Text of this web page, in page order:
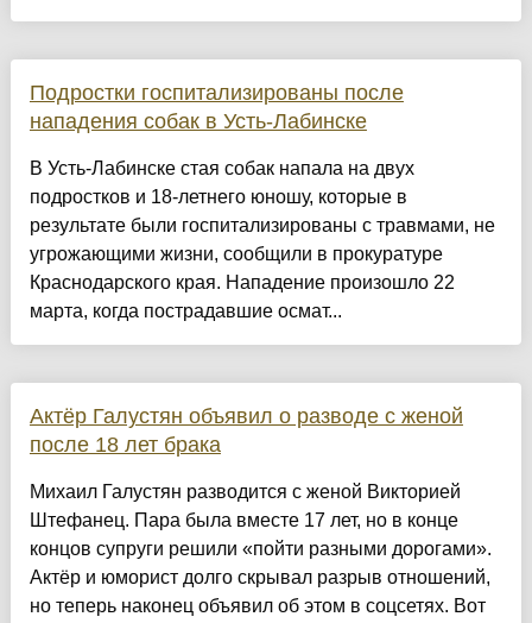
Подростки госпитализированы после
нападения собак в Усть-Лабинске
В Усть-Лабинске стая собак напала на двух
подростков и 18-летнего юношу, которые в
результате были госпитализированы с травмами, не
угрожающими жизни, сообщили в прокуратуре
Краснодарского края. Нападение произошло 22
марта, когда пострадавшие осмат...
Актёр Галустян объявил о разводе с женой
после 18 лет брака
Михаил Галустян разводится с женой Викторией
Штефанец. Пара была вместе 17 лет, но в конце
концов супруги решили «пойти разными дорогами».
Актёр и юморист долго скрывал разрыв отношений,
но теперь наконец объявил об этом в соцсетях. Вот